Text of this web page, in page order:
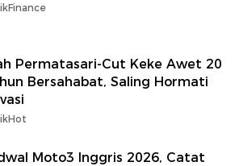
Permatasari-Cut Keke Awet 20
Bersahabat, Saling Hormati
Moto3 Inggris 2026, Catat